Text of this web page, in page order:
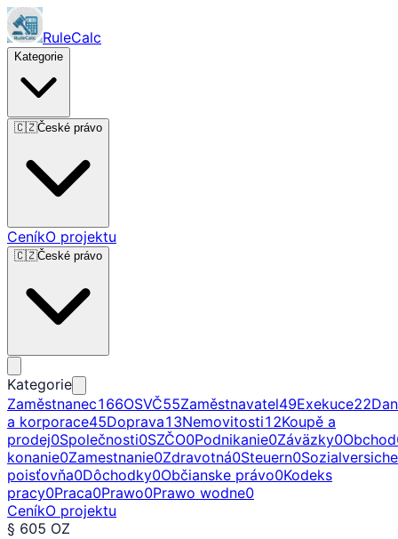
RuleCalc
Kategorie
🇨🇿České právo
CeníkO projektu
🇨🇿České právo
Kategorie
Zaměstnanec166OSVČ55Zaměstnavatel49Exekuce22
a korporace45Doprava13Nemovitosti12Koupě a
prodej0Společnosti0SZČO0Podnikanie0Záväzky0Obchod
konanie0Zamestnanie0Zdravotná0Steuern0
poisťovňa0Dôchodky0Občianske právo0Kodeks
pracy0Praca0Prawo0Prawo wodne0
CeníkO projektu
§ 605 OZ